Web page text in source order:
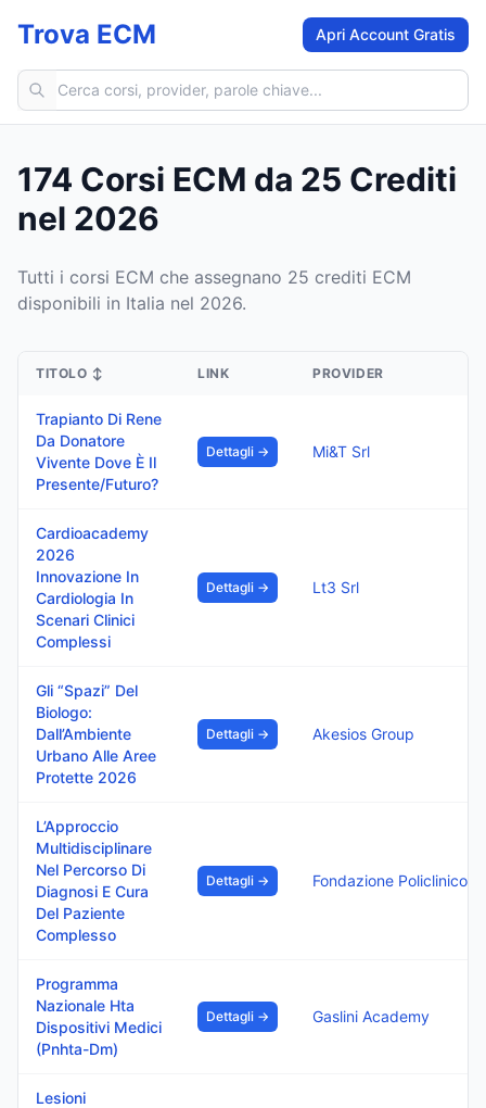
Trova ECM Apri Account Gratis
Cerca corsi ECM
174 Corsi ECM da 25 Crediti
nel 2026
Tutti i corsi ECM che assegnano 25 crediti ECM
disponibili in Italia nel 2026.
TITOLO ↕ LINK PROVIDER
Trapianto Di Rene
Da Donatore
Vivente Dove È Il
Presente/Futuro?
Dettagli → Mi&T Srl
Cardioacademy
2026
Innovazione In
Cardiologia In
Scenari Clinici
Complessi
Dettagli → Lt3 Srl
Gli “Spazi” Del
Biologo:
Dall’Ambiente
Urbano Alle Aree
Protette 2026
Dettagli → Akesios Group
L’Approccio
Multidisciplinare
Nel Percorso Di
Diagnosi E Cura
Del Paziente
Complesso
Dettagli →
Programma
Nazionale Hta
Dispositivi Medici
(Pnhta-Dm)
Dettagli → Gaslini Academy
Lesioni